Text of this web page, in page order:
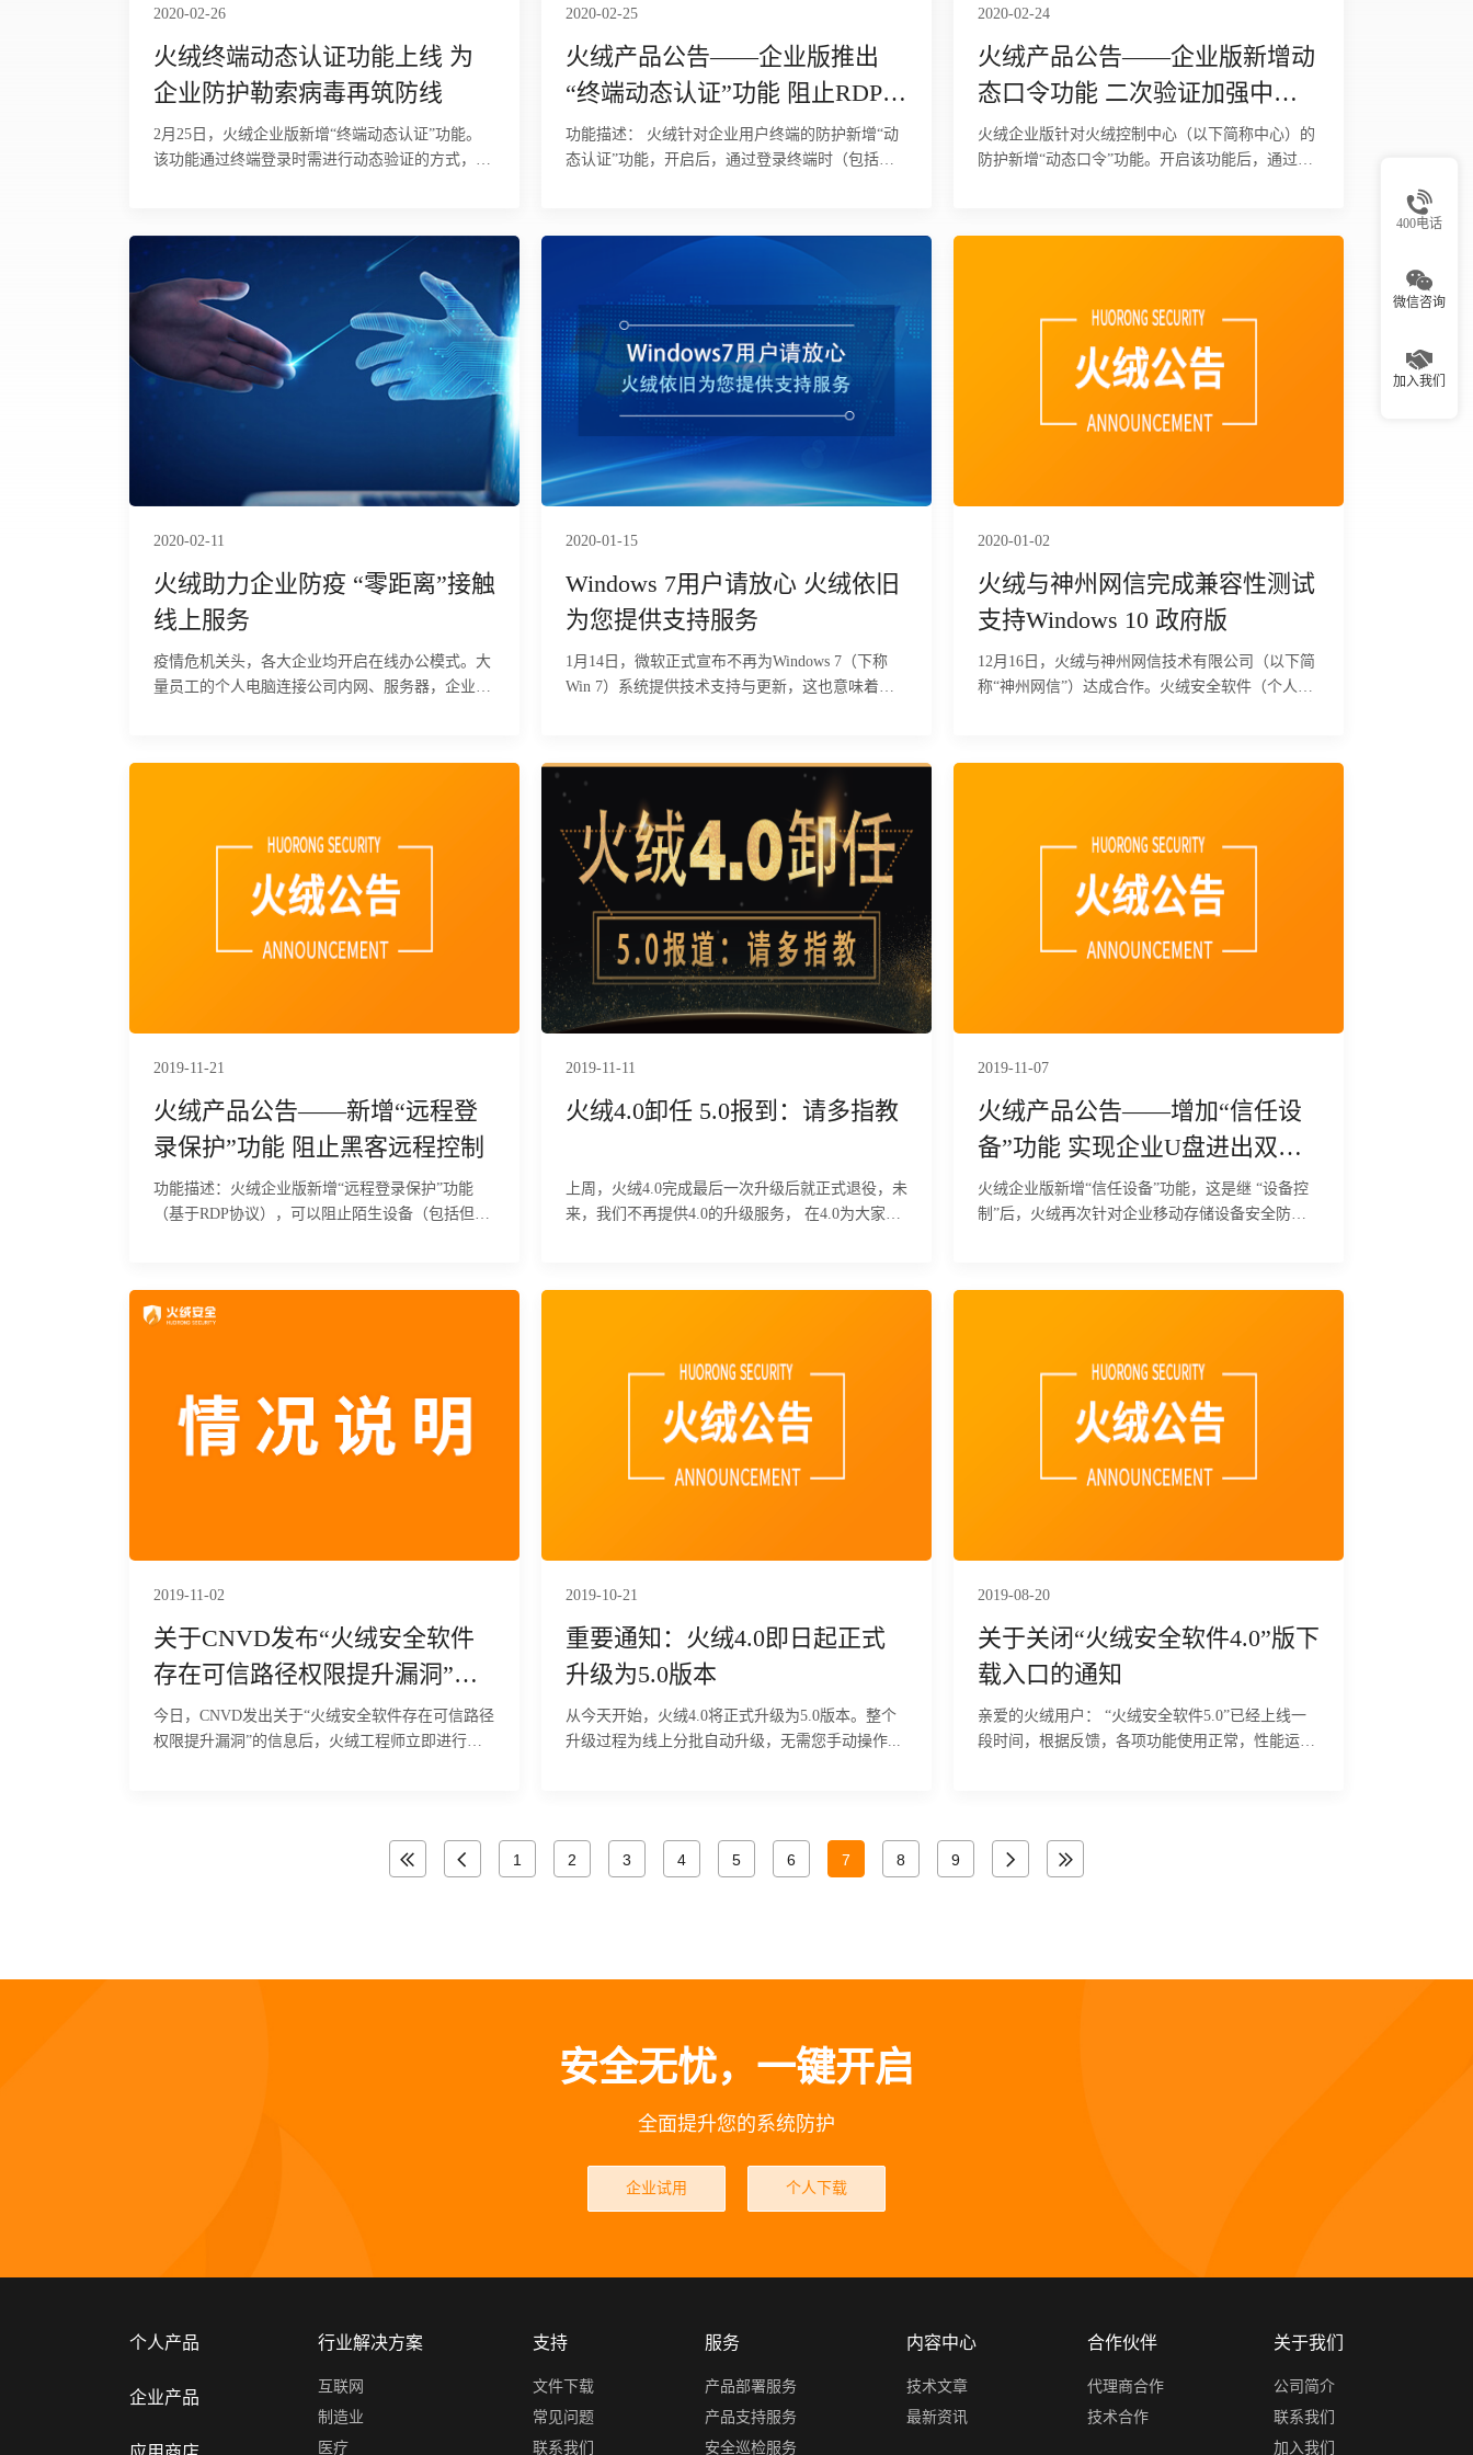
400电话
微信咨询
加入我们
2020-02-26
火绒终端动态认证功能上线 为
企业防护勒索病毒再筑防线
2月25日，火绒企业版新增“终端动态认证”功能。
该功能通过终端登录时需进行动态验证的方式，可
2020-02-25
火绒产品公告——企业版推出
“终端动态认证”功能 阻止RDP弱
口令渗透
功能描述： 火绒针对企业用户终端的防护新增“动
态认证”功能，开启后，通过登录终端时（包括远
2020-02-24
火绒产品公告——企业版新增动
态口令功能 二次验证加强中心
安全
火绒企业版针对火绒控制中心（以下简称中心）的
防护新增“动态口令”功能。开启该功能后，通过登
2020-02-11
火绒助力企业防疫 “零距离”接触
线上服务
疫情危机关头，各大企业均开启在线办公模式。大
量员工的个人电脑连接公司内网、服务器，企业终
2020-01-15
Windows 7用户请放心 火绒依旧
为您提供支持服务
1月14日，微软正式宣布不再为Windows 7（下称
Win 7）系统提供技术支持与更新，这也意味着
2020-01-02
火绒与神州网信完成兼容性测试
支持Windows 10 政府版
12月16日，火绒与神州网信技术有限公司（以下简
称“神州网信”）达成合作。火绒安全软件（个人版
试
2019-11-21
火绒产品公告——新增“远程登
录保护”功能 阻止黑客远程控制
功能描述：火绒企业版新增“远程登录保护”功能
（基于RDP协议），可以阻止陌生设备（包括但不
2019-11-11
火绒4.0卸任 5.0报到：请多指教
上周，火绒4.0完成最后一次升级后就正式退役，未
来，我们不再提供4.0的升级服务， 在4.0为大家服
2019-11-07
火绒产品公告——增加“信任设
备”功能 实现企业U盘进出双向
防御
火绒企业版新增“信任设备”功能，这是继 “设备控
制”后，火绒再次针对企业移动存储设备安全防范
2019-11-02
关于CNVD发布“火绒安全软件
存在可信路径权限提升漏洞”的
说明
今日，CNVD发出关于“火绒安全软件存在可信路径
权限提升漏洞”的信息后，火绒工程师立即进行紧
2019-10-21
重要通知：火绒4.0即日起正式
升级为5.0版本
从今天开始，火绒4.0将正式升级为5.0版本。整个
升级过程为线上分批自动升级，无需您手动操作...
2019-08-20
关于关闭“火绒安全软件4.0”版下
载入口的通知
亲爱的火绒用户： “火绒安全软件5.0”已经上线一
段时间，根据反馈，各项功能使用正常，性能运行
们依旧会为还在使用该版本的用户提供正常的维护
和服务。
1 2 3 4 5 6 7 8 9
安全无忧，一键开启
全面提升您的系统防护
企业试用 个人下载
个人产品
企业产品
行业解决方案
互联网
制造业
医疗
支持
文件下载
常见问题
联系我们
服务
产品部署服务
产品支持服务
安全巡检服务
内容中心
技术文章
最新资讯
合作伙伴
代理商合作
技术合作
关于我们
公司简介
联系我们
加入我们